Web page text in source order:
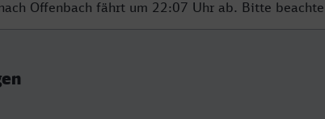
Offenbach fährt um 22:07 Uhr ab. Bitte